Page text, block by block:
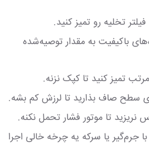
باکیفیت به مقدار توصیه‌شده
تمیز کنید تا کپک نزنه.
سطح صاف بذارید تا لرزش کم بشه.
نریزید تا موتور فشار تحمل نکنه.
ماه با جرم‌گیر یا سرکه یه چرخه خالی اجرا